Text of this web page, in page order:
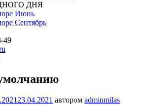
ДНЯ
Июнь
Сентябрь
49
23.04.2021 автором adminmilas